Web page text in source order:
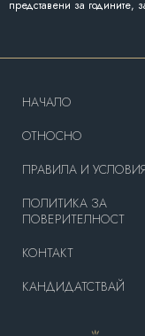
представени за годините,
HAЧАЛО
OТНОСНО
ПРАВИЛА И УСЛОВИЯ
ПОЛИТИКА ЗА
ПОВЕРИТЕЛНОСТ
КОНТАКТ
КАНДИДАТСТВАЙ